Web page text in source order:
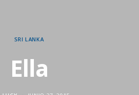
SRI LANKA
Ella